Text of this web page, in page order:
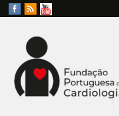
Facebook
RSS
YouTube